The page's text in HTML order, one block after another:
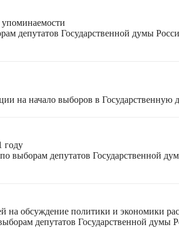
упоминаемости
депутатов Государственной думы
на начало выборов в Государственную
году
выборам депутатов Государственной
на обсуждение политики и экономики
депутатов Государственной